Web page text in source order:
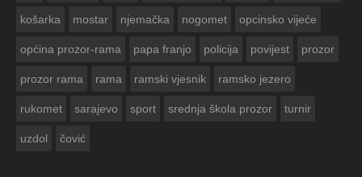
košarka mostar njemačka nogomet opcinsko vijeće
općina prozor-rama papa franjo policija povijest prozor
prozor rama rama ramski vjesnik ramsko jezero
rukomet sarajevo sport srednja škola prozor turnir
uzdol čović